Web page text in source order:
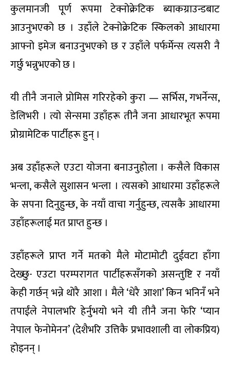
कुलमानजी पूर्ण रूपमा टेक्नोक्रेटिक ब्याकग्राउन्डबाट
आउनुभएको छ । उहाँले टेक्नोक्रेटिक स्किलको आधारमा
आफ्नो इमेज बनाउनुभएको छ र उहाँले पर्फर्मेन्स त्यसरी नै
गर्छु भन्नुभएको छ ।
यी तीनै जनाले प्रोमिस गरिरहेको कुरा — सर्भिस, गभर्नेन्स,
डेलिभरी । त्यो सेन्समा उहाँहरू तीनै जना आधारभूत रूपमा
प्रोग्रामेटिक पार्टीहरू हुन् ।
अब उहाँहरूले एउटा योजना बनाउनुहोला । कसैले विकास
भन्ला, कसैले सुशासन भन्ला । त्यसको आधारमा उहाँहरूले
के सपना दिनुहुन्छ, के नयाँ वाचा गर्नुहुन्छ, त्यसकै आधारमा
उहाँहरूलाई मत प्राप्त हुन्छ ।
उहाँहरूले प्राप्त गर्ने मतको मैले मोटामोटी दुईवटा हाँगा
देख्छु- एउटा परम्परागत पार्टीहरूसँगको असन्तुष्टि र नयाँ
केही गर्छन् भन्ने थोरै आशा । मैले ‘धेरै आशा’ किन भनिनँ भने
तपाईंले नेपालभरि हेर्नुभयो भने यी तीनै जना फेरि ‘प्यान
नेपाल फेनोमेनन’ (देशैभरि उत्तिकै प्रभावशाली वा लोकप्रिय)
होइनन् ।